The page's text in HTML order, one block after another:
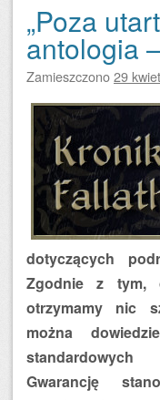
„Poza
antologia
Zamieszczono29
dotyczących
Zgodnie z tym,
otrzymamy nic
można
Gwarancję